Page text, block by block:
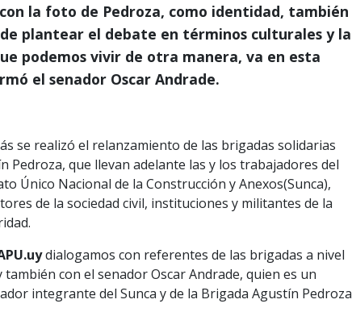
la foto de Pedroza, como identidad, también
plantear el debate en términos culturales y la
podemos vivir de otra manera, va en esta
el senador Oscar Andrade.
Pedroza, que llevan adelante las y los trabajadores del
Único Nacional de la Construcción y Anexos(Sunca),
de la sociedad civil, instituciones y militantes de la
dialogamos con referentes de las brigadas a nivel
también con el senador Oscar Andrade, quien es un
integrante del Sunca y de la Brigada Agustín